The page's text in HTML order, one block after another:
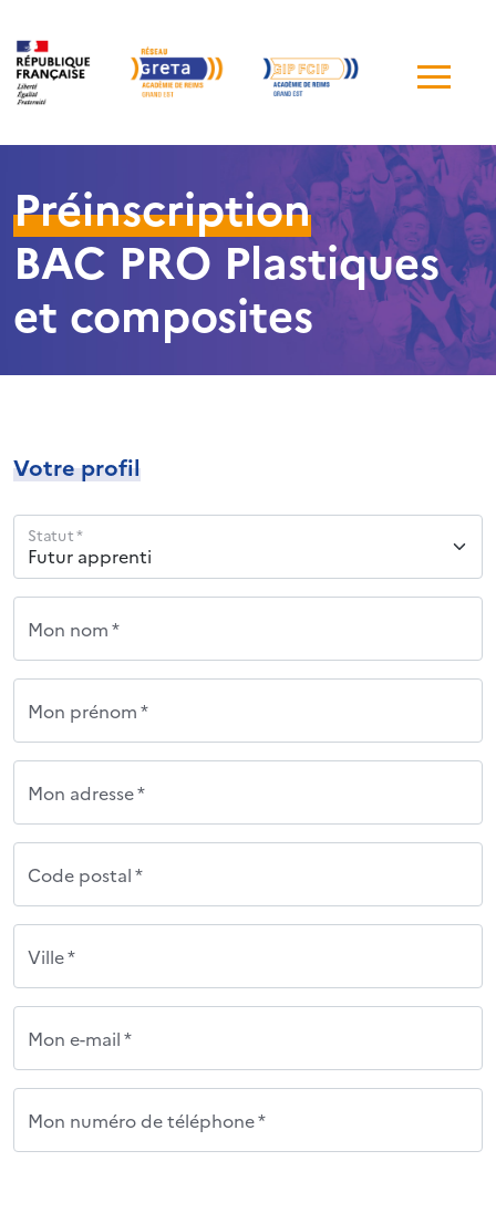
de
Préinscription
BAC PRO Plastiques
et composites
Votre profil
Statut *
Mon nom *
Mon prénom *
Mon adresse *
Code postal *
Ville *
Mon e-mail *
Mon numéro de téléphone *